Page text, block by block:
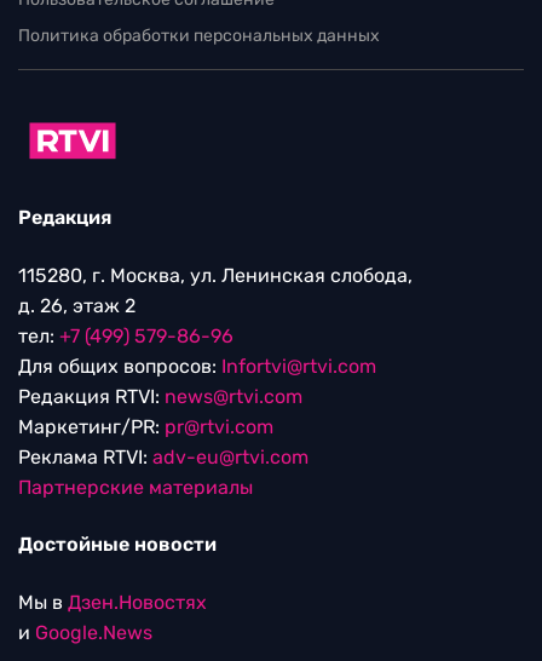
Политика обработки персональных данных
Редакция
115280, г. Москва, ул. Ленинская слобода,
д. 26, этаж 2
тел: +7 (499) 579-86-96
Для общих вопросов: Infortvi@rtvi.com
Редакция RTVI: news@rtvi.com
Маркетинг/PR: pr@rtvi.com
Реклама RTVI: adv-eu@rtvi.com
Партнерские материалы
Достойные новости
Мы в Дзен.Новостях
и Google.News